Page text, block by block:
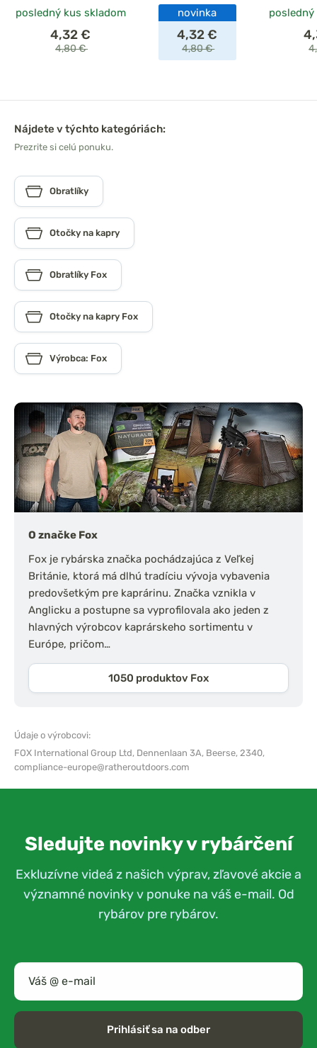
posledný kus skladom
4,32 €
4,80 €
novinka
4,32 €
4,80 €
Nájdete v týchto kategóriách:
Prezrite si celú ponuku.
Obratlíky
Otočky na kapry
Obratlíky Fox
Otočky na kapry Fox
Výrobca: Fox
O značke Fox
Fox je rybárska značka pochádzajúca z Veľkej
Británie, ktorá má dlhú tradíciu vývoja vybavenia
predovšetkým pre kaprárinu. Značka vznikla v
Anglicku a postupne sa vyprofilovala ako jeden z
hlavných výrobcov kaprárskeho sortimentu v
Európe, pričom…
1050 produktov Fox
Údaje o výrobcovi:
FOX International Group Ltd, Dennenlaan 3A, Beerse, 2340,
compliance-europe@ratheroutdoors.com
Sledujte novinky v rybárčení
Exkluzívne videá z našich výprav, zľavové akcie a
významné novinky v ponuke na váš e-mail. Od
rybárov pre rybárov.
Prihlásiť sa na odber